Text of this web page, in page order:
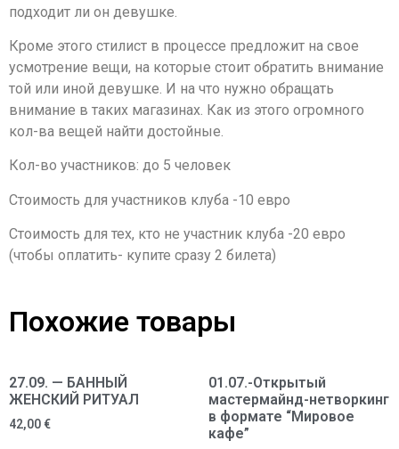
подходит ли он девушке.
Кроме этого стилист в процессе предложит на свое
усмотрение вещи, на которые стоит обратить внимание
той или иной девушке. И на что нужно обращать
внимание в таких магазинах. Как из этого огромного
кол-ва вещей найти достойные.
Кол-во участников: до 5 человек
Стоимость для участников клуба -10 евро
Стоимость для тех, кто не участник клуба -20 евро
(чтобы оплатить- купите сразу 2 билета)
Похожие товары
27.09. — БАННЫЙ
ЖЕНСКИЙ РИТУАЛ
42,00€
01.07.-Открытый
мастермайнд-нетворкинг
в формате “Мировое
кафе”